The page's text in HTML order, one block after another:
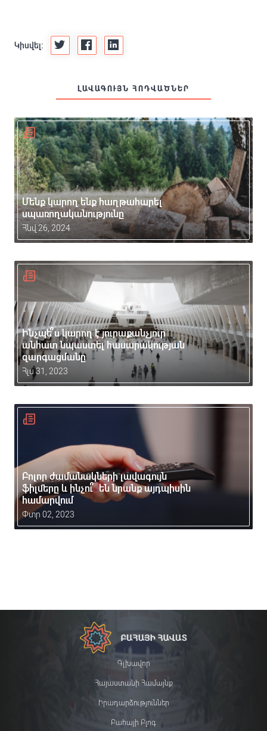
Կիսվել:
ԼԱՎԱԳՈՒՅՆ ՀՈԴՎԱԾՆԵՐ
Մենք կարող ենք հաղթահարել
սպառողականությունը
Հնվ 26, 2024
Ինչպե՞ս կարող է յուրաքանչյուր
անհատ նպաստել հասարակության
զարգացմանը
Հլս 31, 2023
Բոլոր ժամանակների լավագույն
ֆիլմերը և ինչու՞ են նրանք այդպիսին
համարվում
Փտր 02, 2023
Գլխավոր
Հայաստանի Համայնք
Իրադարձություններ
Բահայի Բլոգ